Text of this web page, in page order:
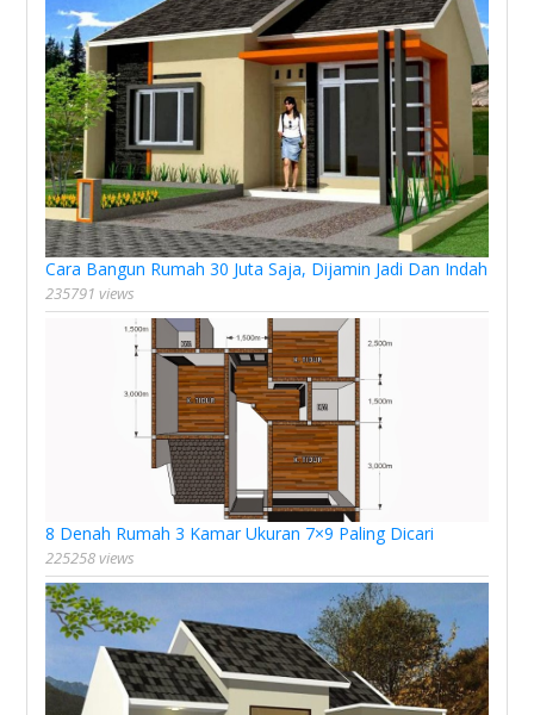
Cara Bangun Rumah 30 Juta Saja, Dijamin Jadi Dan Indah
235791 views
8 Denah Rumah 3 Kamar Ukuran 7×9 Paling Dicari
225258 views